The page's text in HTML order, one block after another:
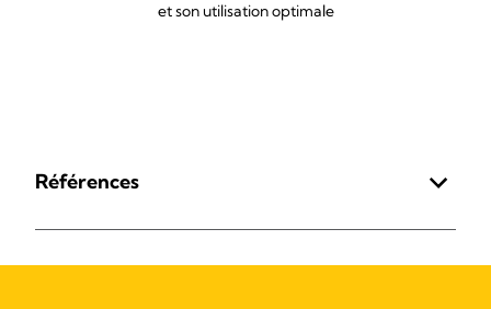
et son utilisation optimale
Références